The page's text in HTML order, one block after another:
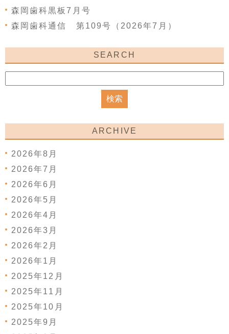
森岡歯科黒板7月号
森岡歯科通信 第109号（2026年7月）
SEARCH
ARCHIVE
2026年8月
2026年7月
2026年6月
2026年5月
2026年4月
2026年3月
2026年2月
2026年1月
2025年12月
2025年11月
2025年10月
2025年9月